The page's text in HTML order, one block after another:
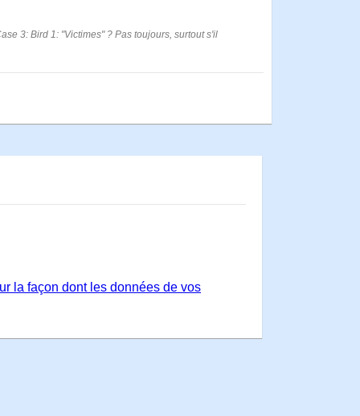
3: Bird 1: "Victimes" ? Pas toujours, surtout s'il
la façon dont les données de vos